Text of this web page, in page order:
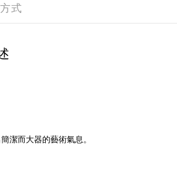
式
潔而大器的藝術氣息。